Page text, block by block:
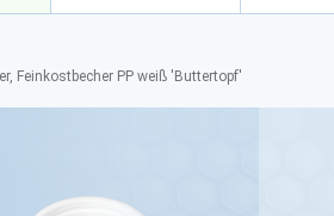
Feinkostbecher PP weiß 'Buttertopf'